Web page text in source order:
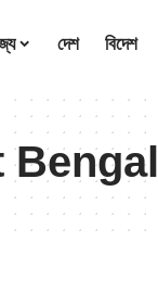
দেশ বিদেশ